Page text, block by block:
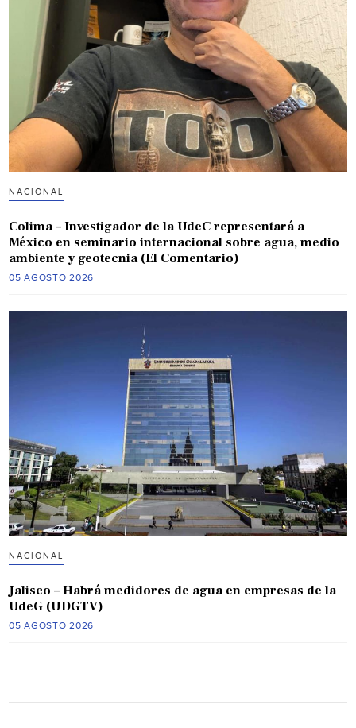
NACIONAL
Colima – Investigador de la UdeC representará a
México en seminario internacional sobre agua, medio
ambiente y geotecnia (El Comentario)
05 AGOSTO 2026
NACIONAL
Jalisco – Habrá medidores de agua en empresas de la
UdeG (UDGTV)
05 AGOSTO 2026